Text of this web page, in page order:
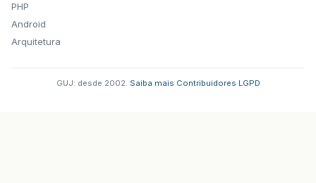
PHP
Android
Arquitetura
GUJ: desde 2002. Saiba mais Contribuidores LGPD